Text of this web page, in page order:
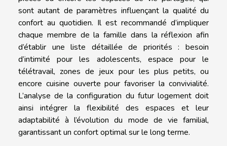
sont autant de paramètres influençant la qualité du
confort au quotidien. Il est recommandé d’impliquer
chaque membre de la famille dans la réflexion afin
d’établir une liste détaillée de priorités : besoin
d’intimité pour les adolescents, espace pour le
télétravail, zones de jeux pour les plus petits, ou
encore cuisine ouverte pour favoriser la convivialité.
L’analyse de la configuration du futur logement doit
ainsi intégrer la flexibilité des espaces et leur
adaptabilité à l’évolution du mode de vie familial,
garantissant un confort optimal sur le long terme.